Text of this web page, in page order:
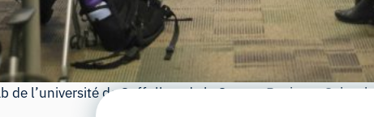
de l’université de Suffolk et de la Sawyer Business School.